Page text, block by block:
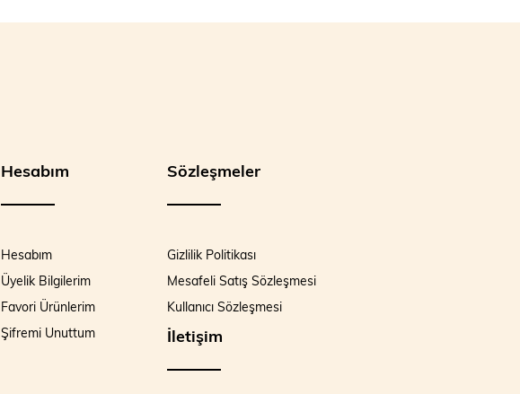
Hesabım
Hesabım
Üyelik Bilgilerim
Favori Ürünlerim
Şifremi Unuttum
Sözleşmeler
Gizlilik Politikası
Mesafeli Satış Sözleşmesi
Kullanıcı Sözleşmesi
İletişim